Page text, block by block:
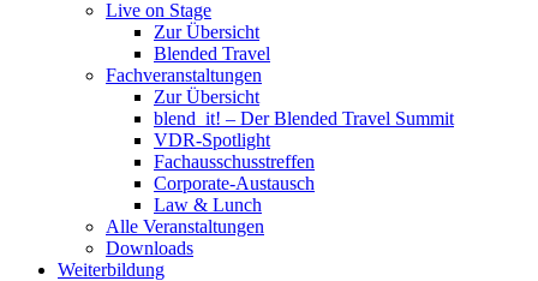
Live on Stage
Zur Übersicht
Blended Travel
Fachveranstaltungen
Zur Übersicht
blend_it! – Der Blended Travel Summit
VDR-Spotlight
Fachausschusstreffen
Corporate-Austausch
Law & Lunch
Alle Veranstaltungen
Downloads
Weiterbildung